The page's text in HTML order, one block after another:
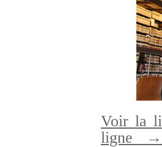
Voir la
ligne
→